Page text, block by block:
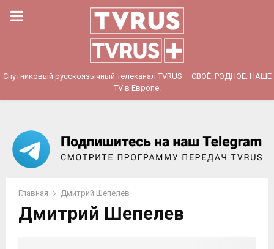
PRIMARY
Спутниковый русскоязычный телеканал TVRUS – СВОЁ. РОДНОЕ. НАШЕ
TV в Европе.
Главная Дмитрий Шепелев
Дмитрий Шепелев